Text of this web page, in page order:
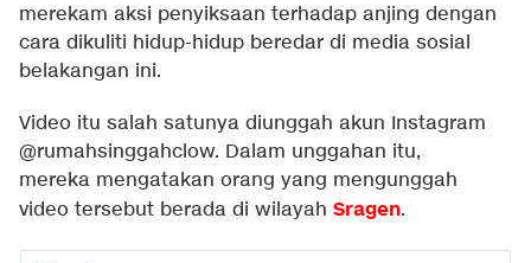
merekam aksi penyiksaan terhadap anjing dengan
cara dikuliti hidup-hidup beredar di media sosial
belakangan ini.
Video itu salah satunya diunggah akun Instagram
@rumahsinggahclow. Dalam unggahan itu,
mereka mengatakan orang yang mengunggah
video tersebut berada di wilayah Sragen.